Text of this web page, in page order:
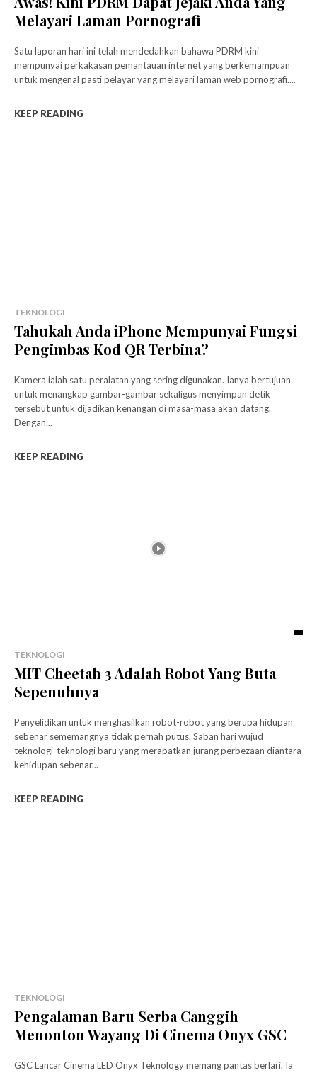
Melayari Laman Pornografi
Satu laporan hari ini telah mendedahkan bahawa PDRM kini
mempunyai perkakasan pemantauan internet yang berkemampuan
untuk mengenal pasti pelayar yang melayari laman web pornografi....
KEEP READING
TEKNOLOGI
Tahukah Anda iPhone Mempunyai Fungsi
Pengimbas Kod QR Terbina?
Kamera ialah satu peralatan yang sering digunakan. Ianya bertujuan
untuk menangkap gambar-gambar sekaligus menyimpan detik
tersebut untuk dijadikan kenangan di masa-masa akan datang.
Dengan...
KEEP READING
TEKNOLOGI
MIT Cheetah 3 Adalah Robot Yang Buta
Sepenuhnya
Penyelidikan untuk menghasilkan robot-robot yang berupa hidupan
sebenar sememangnya tidak pernah putus. Saban hari wujud
teknologi-teknologi baru yang merapatkan jurang perbezaan diantara
kehidupan sebenar...
KEEP READING
TEKNOLOGI
Pengalaman Baru Serba Canggih
Menonton Wayang Di Cinema Onyx GSC
GSC Lancar Cinema LED Onyx Teknology memang pantas berlari. Ia